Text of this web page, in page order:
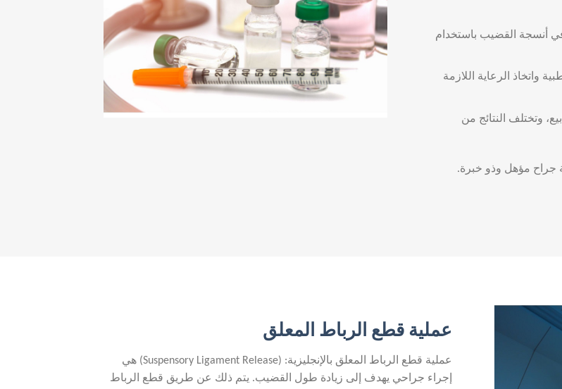
في أنسجة القضيب باستخدام
واتخاذ الرعاية اللازمة
وتختلف النتائج من
جراح مؤهل وذو خبرة.
عملية قطع الرباط المعلق
عملية قطع الرباط المعلق بالإنجليزية: (Suspensory Ligament Release) هي
إجراء جراحي يهدف إلى زيادة طول القضيب. يتم ذلك عن طريق قطع الرباط